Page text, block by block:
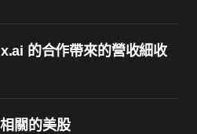
的合作帶來的營收細收
關的美股